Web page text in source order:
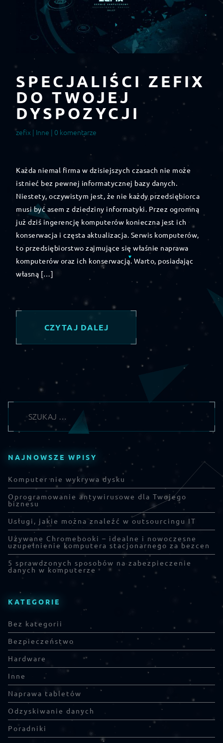
SPECJALIŚCI ZEFIX
DO TWOJEJ
DYSPOZYCJI
zefix | Inne | 0 komentarze
Każda niemal firma w dzisiejszych czasach nie może
istnieć bez pewnej informatycznej bazy danych.
Niestety, oczywistym jest, że nie każdy przedsiębiorca
musi być asem z dziedziny informatyki. Przez ogromną
już dziś ingerencję komputerów konieczna jest ich
konserwacja i częsta aktualizacja. Serwis komputerów,
to przedsiębiorstwo zajmujące się właśnie naprawa
komputerów oraz ich konserwacją. Warto, posiadając
własną […]
CZYTAJ DALEJ
NAJNOWSZE WPISY
Komputer nie wykrywa dysku
Oprogramowanie antywirusowe dla Twojego
biznesu
Usługi, jakie można znaleźć w outsourcingu IT
Używane Chromebooki – idealne i nowoczesne
uzupełnienie komputera stacjonarnego za bezcen
5 sprawdzonych sposobów na zabezpieczenie
danych w komputerze
KATEGORIE
Bez kategorii
Bezpieczeństwo
Hardware
Inne
Naprawa tabletów
Odzyskiwanie danych
Poradniki